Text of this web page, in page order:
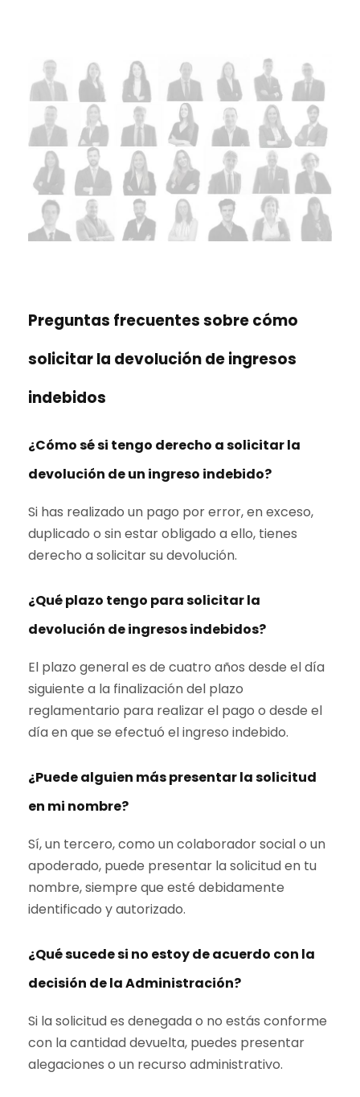
Preguntas frecuentes sobre cómo
solicitar la devolución de ingresos
indebidos
¿Cómo sé si tengo derecho a solicitar la
devolución de un ingreso indebido?
Si has realizado un pago por error, en exceso,
duplicado o sin estar obligado a ello, tienes
derecho a solicitar su devolución.
¿Qué plazo tengo para solicitar la
devolución de ingresos indebidos?
El plazo general es de cuatro años desde el día
siguiente a la finalización del plazo
reglamentario para realizar el pago o desde el
día en que se efectuó el ingreso indebido.
¿Puede alguien más presentar la solicitud
en mi nombre?
Sí, un tercero, como un colaborador social o un
apoderado, puede presentar la solicitud en tu
nombre, siempre que esté debidamente
identificado y autorizado.
¿Qué sucede si no estoy de acuerdo con la
decisión de la Administración?
Si la solicitud es denegada o no estás conforme
con la cantidad devuelta, puedes presentar
alegaciones o un recurso administrativo.